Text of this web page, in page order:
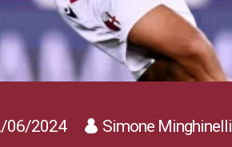
06/2024 Simone Minghinelli